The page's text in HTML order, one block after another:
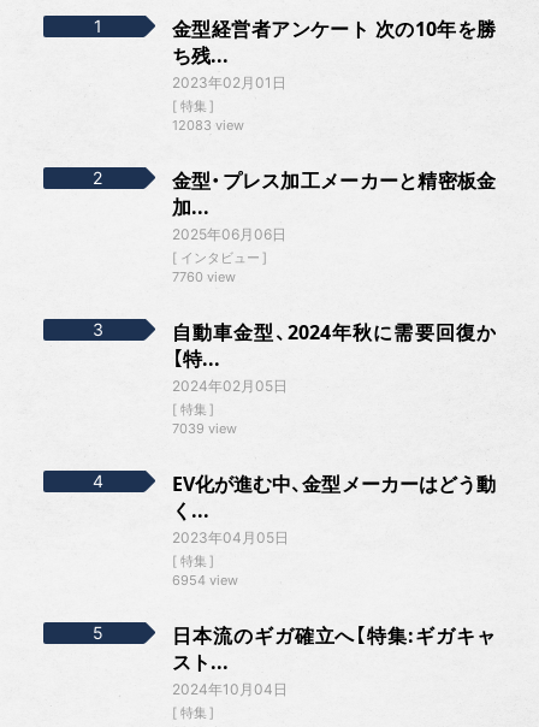
金型経営者アンケート 次の10年を勝
ち残...
2023年02月01日
特集
12083 view
金型・プレス加工メーカーと精密板金
加...
2025年06月06日
インタビュー
7760 view
自動車金型、2024年秋に需要回復か
【特...
2024年02月05日
特集
7039 view
EV化が進む中、金型メーカーはどう動
く...
2023年04月05日
特集
6954 view
日本流のギガ確立へ【特集:ギガキャ
スト...
2024年10月04日
特集